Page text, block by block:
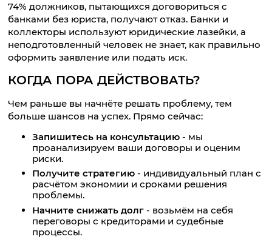
74% должников, пытающихся договориться с
банками без юриста, получают отказ. Банки и
коллекторы используют юридические лазейки, а
неподготовленный человек не знает, как правильно
оформить заявление или подать иск.
КОГДА ПОРА ДЕЙСТВОВАТЬ?
Чем раньше вы начнёте решать проблему, тем
больше шансов на успех. Прямо сейчас:
Запишитесь на консультацию - мы
проанализируем ваши договоры и оценим
риски.
Получите стратегию - индивидуальный план с
расчётом экономии и сроками решения
проблемы.
Начните снижать долг - возьмём на себя
переговоры с кредиторами и судебные
процессы.